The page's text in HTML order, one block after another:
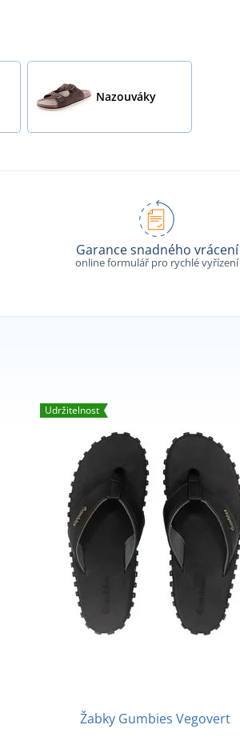
Nazouváky
Garance snadného vrácení
online formulář pro rychlé vyřízení
Udržitelnost
Žabky Gumbies Vegovert